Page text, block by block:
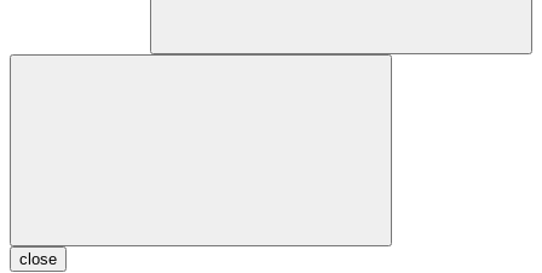
close